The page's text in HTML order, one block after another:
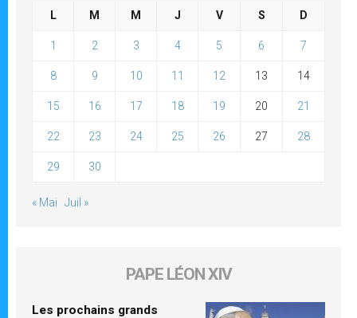
L M M J V S D
1 2 3 4 5 6 7
8 9 10 11 12 13 14
15 16 17 18 19 20 21
22 23 24 25 26 27 28
29 30
« Mai Juil »
PAPE LÉON XIV
Les prochains grands